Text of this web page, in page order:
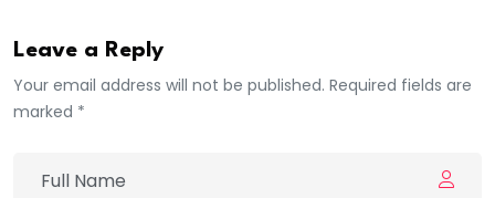
Leave a Reply
Your email address will not be published. Required fields are
marked *